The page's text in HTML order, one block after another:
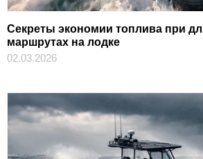
Секреты экономии топлива при
маршрутах на лодке
02.03.2026